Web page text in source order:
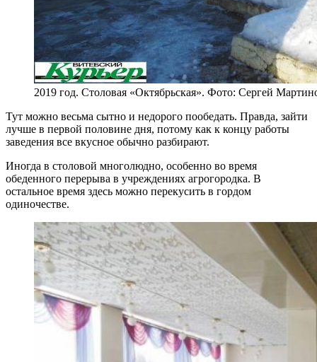
2019 год. Столовая «Октябрьская». Фото: Сергей
Тут можно весьма сытно и недорого пообедать. Правда, зайти
лучше в первой половине дня, потому как к концу работы
заведения все вкусное обычно разбирают.
Иногда в столовой многолюдно, особенно во время
обеденного перерыва в учреждениях агрогородка. В
остальное время здесь можно перекусить в гордом
одиночестве.